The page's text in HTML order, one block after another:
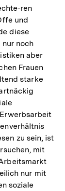
ren
und
diese
noch
aber
Frauen
starke
zu sein, ist
mit
nur mit
soziale